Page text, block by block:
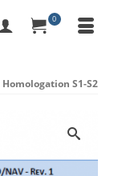
0
Homologation S1-S2